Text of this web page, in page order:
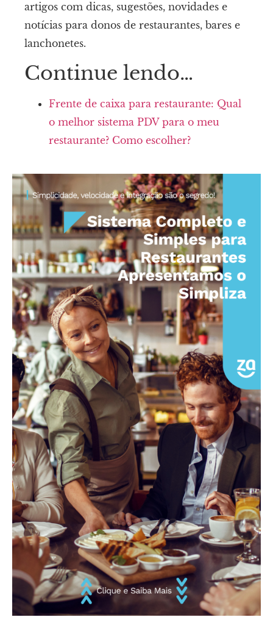
artigos com dicas, sugestões, novidades e
notícias para donos de restaurantes, bares e
lanchonetes.
Continue lendo…
Frente de caixa para restaurante: Qual
o melhor sistema PDV para o meu
restaurante? Como escolher?